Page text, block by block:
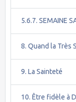
5.6.7. SEMAINE
8. Quand la Très
9. La Sainteté
10. Être fidèle à